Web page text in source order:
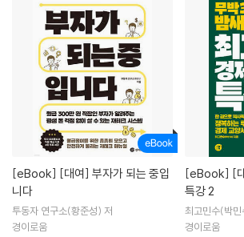
[eBook]
니다
투동자 연구소(황준성) 저
경이로움
[eBook]
특강 2
최고민수(박민
경이로움